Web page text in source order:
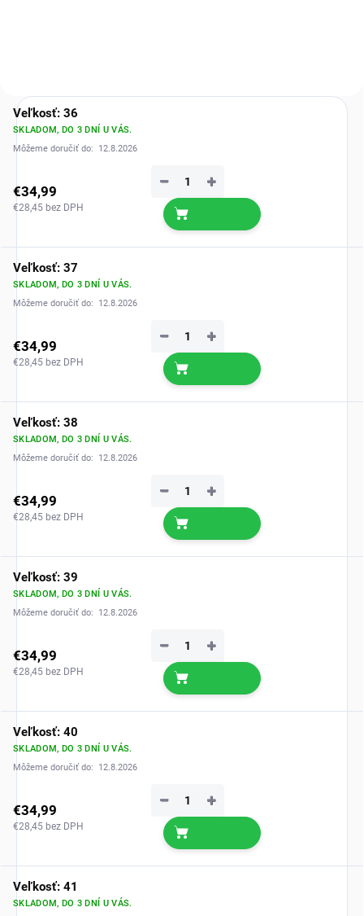
Veľkosť: 36
SKLADOM, DO 3 DNÍ U VÁS.
Môžeme doručiť do:
12.8.2026
€34,99
€28,45 bez DPH
+
−
Veľkosť: 37
SKLADOM, DO 3 DNÍ U VÁS.
Môžeme doručiť do:
12.8.2026
€34,99
€28,45 bez DPH
+
−
Veľkosť: 38
SKLADOM, DO 3 DNÍ U VÁS.
Môžeme doručiť do:
12.8.2026
€34,99
€28,45 bez DPH
+
−
Veľkosť: 39
SKLADOM, DO 3 DNÍ U VÁS.
Môžeme doručiť do:
12.8.2026
€34,99
€28,45 bez DPH
+
−
Veľkosť: 40
SKLADOM, DO 3 DNÍ U VÁS.
Môžeme doručiť do:
12.8.2026
€34,99
€28,45 bez DPH
+
−
Veľkosť: 41
SKLADOM, DO 3 DNÍ U VÁS.